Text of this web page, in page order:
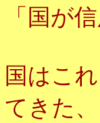
「国が
国はこ
てきた